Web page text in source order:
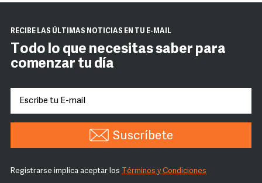
RECIBE LAS ÚLTIMAS NOTICIAS EN TU E-MAIL
Todo lo que necesitas saber para
comenzar tu día
Suscríbete
Registrarse implica aceptar los Términos y Condiciones